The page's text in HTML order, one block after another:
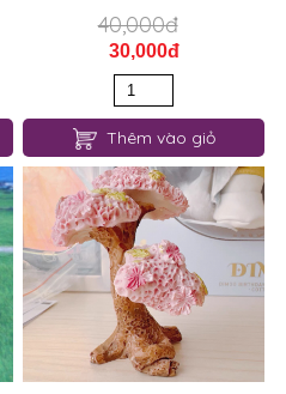
40,000đ
30,000đ
Thêm vào giỏ